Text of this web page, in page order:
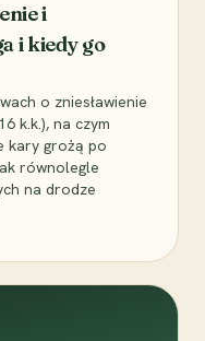
i
i kiedy go
o zniesławienie
k.k.), na czym
kary grożą po
równolegle
na drodze